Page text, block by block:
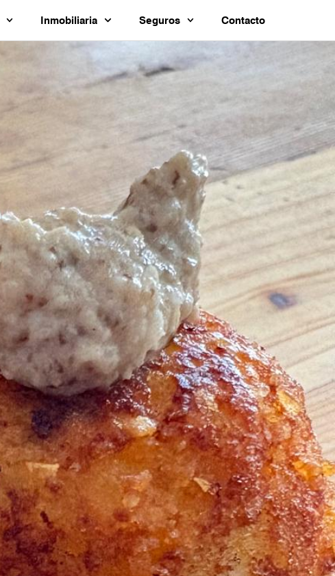
Inmobiliaria Seguros Contacto